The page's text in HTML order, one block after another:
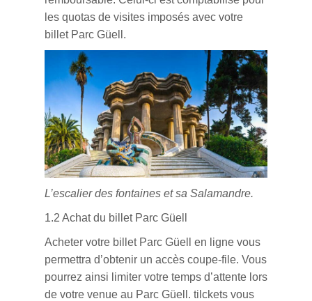
les quotas de visites imposés avec votre
billet Parc Güell.
L’escalier des fontaines et sa Salamandre.
1.2 Achat du billet Parc Güell
Acheter votre billet Parc Güell en ligne vous
permettra d’obtenir un accès coupe-file. Vous
pourrez ainsi limiter votre temps d’attente lors
de votre venue au Parc Güell. tilckets vous